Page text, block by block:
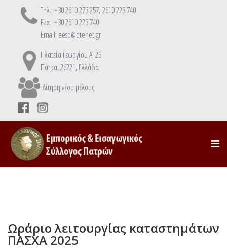
Τηλ.: +30 2610 273 257, 2610 223 740
Fax: +30 2610 223 740
Email: eesp@otenet.gr
Πλατεία Γεωργίου Α' 25
Πάτρα, 26221, Ελλάδα
Αίτηση νέου μέλους
Ωράριο λειτουργίας καταστημάτων
ΠΑΣΧΑ 2025